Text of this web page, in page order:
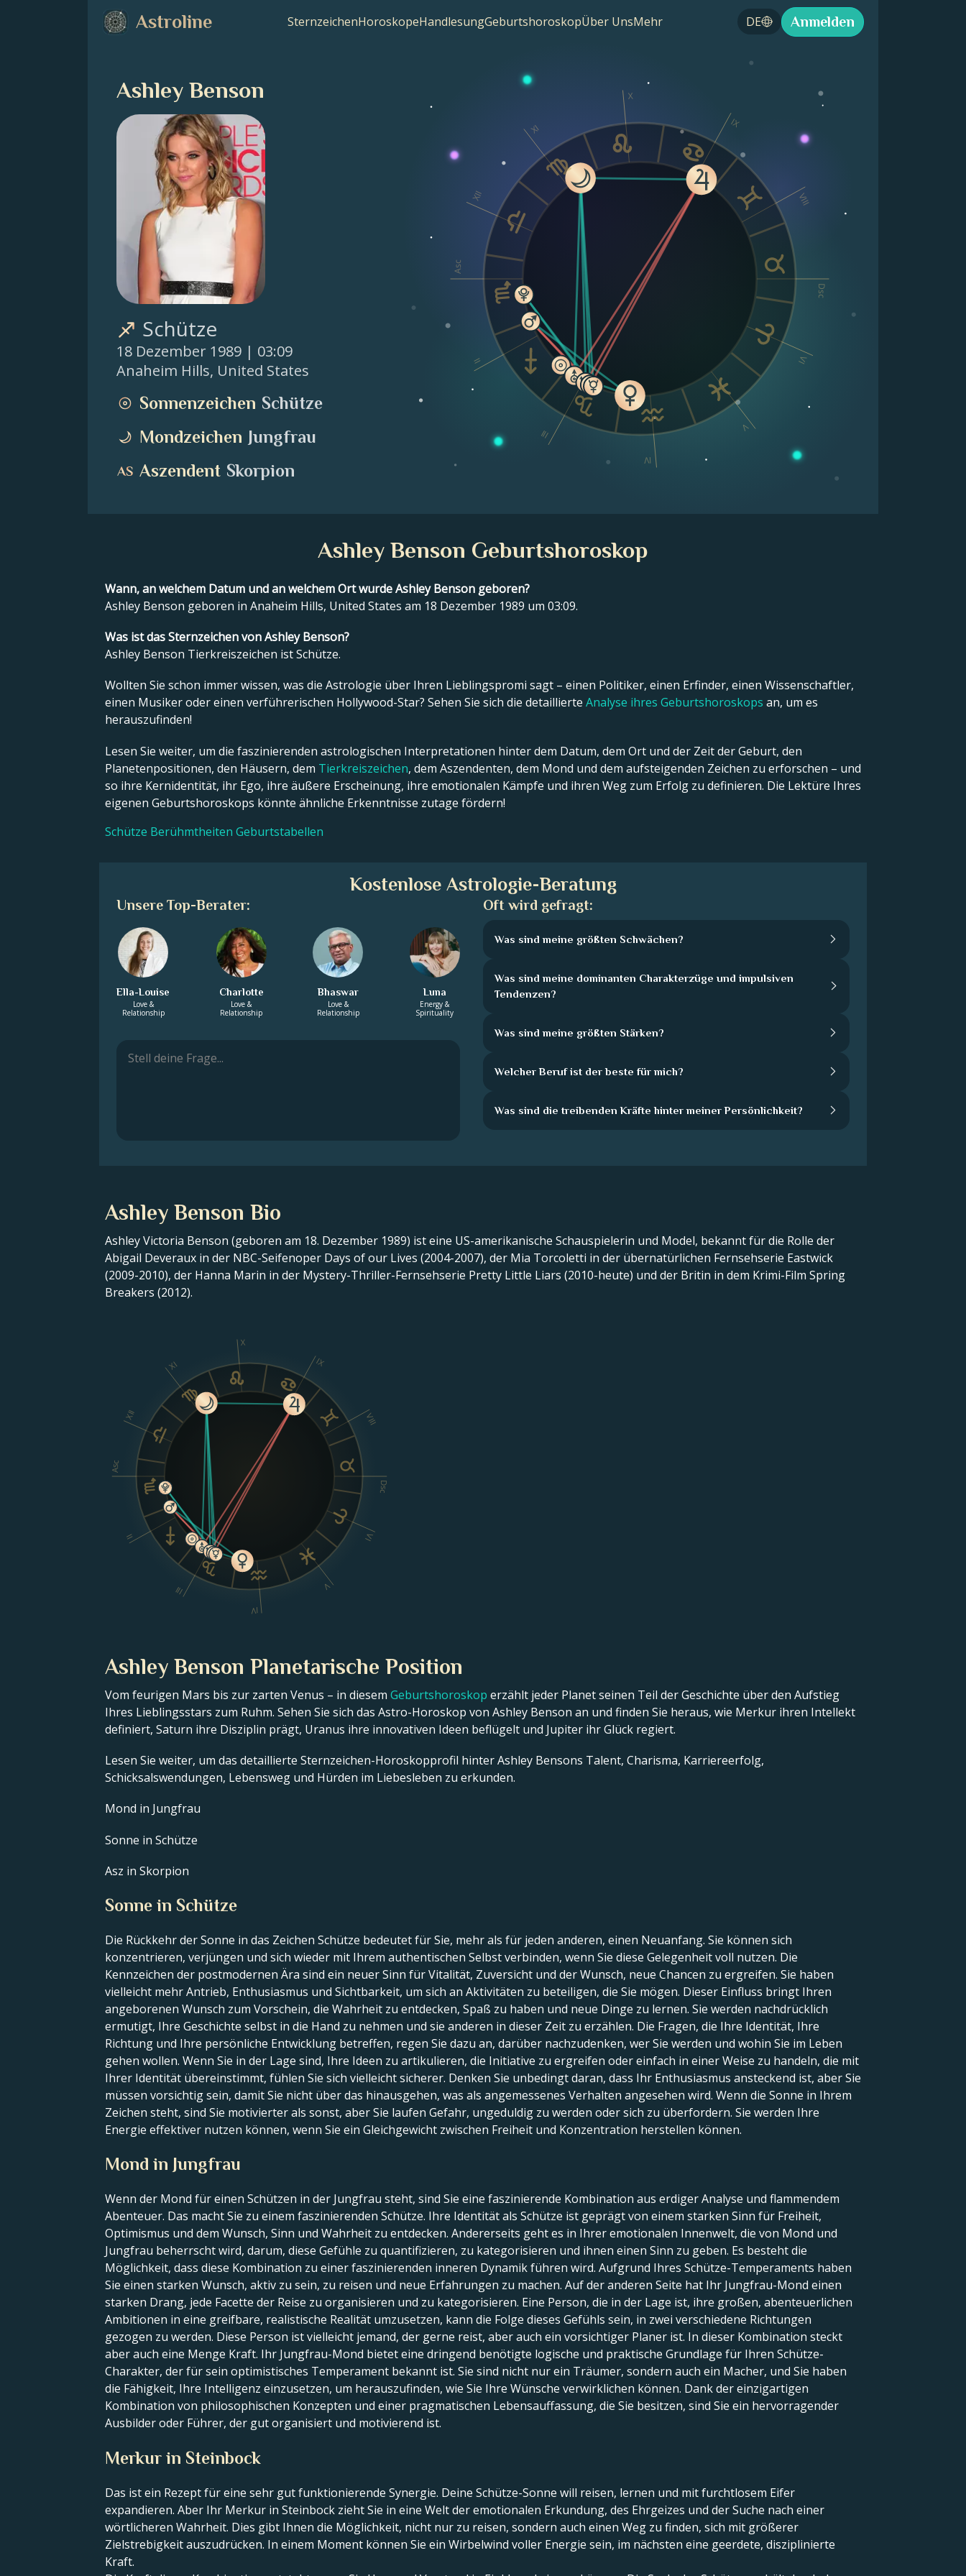
Astroline SternzeichenHoroskopeHandlesungGeburtshoroskopÜber UnsMehr DE Anmelden
Ashley Benson
Schütze
18 Dezember 1989 | 03:09
Anaheim Hills, United States
Sonnenzeichen Schütze
Mondzeichen Jungfrau
Aszendent Skorpion
Asc
II
III
IV
V
VI
Dsc
VIII
IX
X
XI
XII
Ashley Benson Geburtshoroskop
Wann, an welchem Datum und an welchem Ort wurde Ashley Benson geboren?
Ashley Benson geboren in Anaheim Hills, United States am 18 Dezember 1989 um 03:09.
Was ist das Sternzeichen von Ashley Benson?
Ashley Benson Tierkreiszeichen ist Schütze.
Wollten Sie schon immer wissen, was die Astrologie über Ihren Lieblingspromi sagt – einen Politiker, einen Erfinder, einen Wissenschaftler,
einen Musiker oder einen verführerischen Hollywood-Star? Sehen Sie sich die detaillierte Analyse ihres Geburtshoroskops an, um es
herauszufinden!
Lesen Sie weiter, um die faszinierenden astrologischen Interpretationen hinter dem Datum, dem Ort und der Zeit der Geburt, den
Planetenpositionen, den Häusern, dem Tierkreiszeichen, dem Aszendenten, dem Mond und dem aufsteigenden Zeichen zu erforschen – und
so ihre Kernidentität, ihr Ego, ihre äußere Erscheinung, ihre emotionalen Kämpfe und ihren Weg zum Erfolg zu definieren. Die Lektüre Ihres
eigenen Geburtshoroskops könnte ähnliche Erkenntnisse zutage fördern!
Schütze Berühmtheiten Geburtstabellen
Kostenlose Astrologie-Beratung
Unsere Top-Berater:
Ella-Louise
Love &
Relationship
Charlotte
Love &
Relationship
Bhaswar
Love &
Relationship
Luna
Energy &
Spirituality
Oft wird gefragt:
Was sind meine größten Schwächen?
Was sind meine dominanten Charakterzüge und impulsiven
Tendenzen?
Was sind meine größten Stärken?
Welcher Beruf ist der beste für mich?
Was sind die treibenden Kräfte hinter meiner Persönlichkeit?
Ashley Benson Bio
Ashley Victoria Benson (geboren am 18. Dezember 1989) ist eine US-amerikanische Schauspielerin und Model, bekannt für die Rolle der
Abigail Deveraux in der NBC-Seifenoper Days of our Lives (2004-2007), der Mia Torcoletti in der übernatürlichen Fernsehserie Eastwick
(2009-2010), der Hanna Marin in der Mystery-Thriller-Fernsehserie Pretty Little Liars (2010-heute) und der Britin in dem Krimi-Film Spring
Breakers (2012).
Asc
II
III
IV
V
VI
Dsc
VIII
IX
X
XI
XII
Ashley Benson Planetarische Position
Vom feurigen Mars bis zur zarten Venus – in diesem Geburtshoroskop erzählt jeder Planet seinen Teil der Geschichte über den Aufstieg
Ihres Lieblingsstars zum Ruhm. Sehen Sie sich das Astro-Horoskop von Ashley Benson an und finden Sie heraus, wie Merkur ihren Intellekt
definiert, Saturn ihre Disziplin prägt, Uranus ihre innovativen Ideen beflügelt und Jupiter ihr Glück regiert.
Lesen Sie weiter, um das detaillierte Sternzeichen-Horoskopprofil hinter Ashley Bensons Talent, Charisma, Karriereerfolg,
Schicksalswendungen, Lebensweg und Hürden im Liebesleben zu erkunden.
Mond in Jungfrau
Sonne in Schütze
Asz in Skorpion
Sonne in Schütze
Die Rückkehr der Sonne in das Zeichen Schütze bedeutet für Sie, mehr als für jeden anderen, einen Neuanfang. Sie können sich
konzentrieren, verjüngen und sich wieder mit Ihrem authentischen Selbst verbinden, wenn Sie diese Gelegenheit voll nutzen. Die
Kennzeichen der postmodernen Ära sind ein neuer Sinn für Vitalität, Zuversicht und der Wunsch, neue Chancen zu ergreifen. Sie haben
vielleicht mehr Antrieb, Enthusiasmus und Sichtbarkeit, um sich an Aktivitäten zu beteiligen, die Sie mögen. Dieser Einfluss bringt Ihren
angeborenen Wunsch zum Vorschein, die Wahrheit zu entdecken, Spaß zu haben und neue Dinge zu lernen. Sie werden nachdrücklich
ermutigt, Ihre Geschichte selbst in die Hand zu nehmen und sie anderen in dieser Zeit zu erzählen. Die Fragen, die Ihre Identität, Ihre
Richtung und Ihre persönliche Entwicklung betreffen, regen Sie dazu an, darüber nachzudenken, wer Sie werden und wohin Sie im Leben
gehen wollen. Wenn Sie in der Lage sind, Ihre Ideen zu artikulieren, die Initiative zu ergreifen oder einfach in einer Weise zu handeln, die mit
Ihrer Identität übereinstimmt, fühlen Sie sich vielleicht sicherer. Denken Sie unbedingt daran, dass Ihr Enthusiasmus ansteckend ist, aber Sie
müssen vorsichtig sein, damit Sie nicht über das hinausgehen, was als angemessenes Verhalten angesehen wird. Wenn die Sonne in Ihrem
Zeichen steht, sind Sie motivierter als sonst, aber Sie laufen Gefahr, ungeduldig zu werden oder sich zu überfordern. Sie werden Ihre
Energie effektiver nutzen können, wenn Sie ein Gleichgewicht zwischen Freiheit und Konzentration herstellen können.
Mond in Jungfrau
Wenn der Mond für einen Schützen in der Jungfrau steht, sind Sie eine faszinierende Kombination aus erdiger Analyse und flammendem
Abenteuer. Das macht Sie zu einem faszinierenden Schütze. Ihre Identität als Schütze ist geprägt von einem starken Sinn für Freiheit,
Optimismus und dem Wunsch, Sinn und Wahrheit zu entdecken. Andererseits geht es in Ihrer emotionalen Innenwelt, die von Mond und
Jungfrau beherrscht wird, darum, diese Gefühle zu quantifizieren, zu kategorisieren und ihnen einen Sinn zu geben. Es besteht die
Möglichkeit, dass diese Kombination zu einer faszinierenden inneren Dynamik führen wird. Aufgrund Ihres Schütze-Temperaments haben
Sie einen starken Wunsch, aktiv zu sein, zu reisen und neue Erfahrungen zu machen. Auf der anderen Seite hat Ihr Jungfrau-Mond einen
starken Drang, jede Facette der Reise zu organisieren und zu kategorisieren. Eine Person, die in der Lage ist, ihre großen, abenteuerlichen
Ambitionen in eine greifbare, realistische Realität umzusetzen, kann die Folge dieses Gefühls sein, in zwei verschiedene Richtungen
gezogen zu werden. Diese Person ist vielleicht jemand, der gerne reist, aber auch ein vorsichtiger Planer ist. In dieser Kombination steckt
aber auch eine Menge Kraft. Ihr Jungfrau-Mond bietet eine dringend benötigte logische und praktische Grundlage für Ihren Schütze-
Charakter, der für sein optimistisches Temperament bekannt ist. Sie sind nicht nur ein Träumer, sondern auch ein Macher, und Sie haben
die Fähigkeit, Ihre Intelligenz einzusetzen, um herauszufinden, wie Sie Ihre Wünsche verwirklichen können. Dank der einzigartigen
Kombination von philosophischen Konzepten und einer pragmatischen Lebensauffassung, die Sie besitzen, sind Sie ein hervorragender
Ausbilder oder Führer, der gut organisiert und motivierend ist.
Merkur in Steinbock
Das ist ein Rezept für eine sehr gut funktionierende Synergie. Deine Schütze-Sonne will reisen, lernen und mit furchtlosem Eifer
expandieren. Aber Ihr Merkur in Steinbock zieht Sie in eine Welt der emotionalen Erkundung, des Ehrgeizes und der Suche nach einer
wörtlicheren Wahrheit. Dies gibt Ihnen die Möglichkeit, nicht nur zu reisen, sondern auch einen Weg zu finden, sich mit größerer
Zielstrebigkeit auszudrücken. In einem Moment können Sie ein Wirbelwind voller Energie sein, im nächsten eine geerdete, disziplinierte
Kraft.